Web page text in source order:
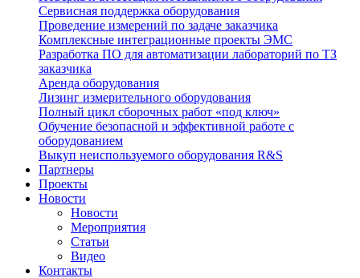
Сервисная поддержка оборудования
Проведение измерений по задаче заказчика
Комплексные интеграционные проекты ЭМС
Разработка ПО для автоматизации лабораторий по ТЗ
заказчика
Аренда оборудования
Лизинг измерительного оборудования
Полный цикл сборочных работ «под ключ»
Обучение безопасной и эффективной работе с
оборудованием
Выкуп неиспользуемого оборудования R&S
Партнеры
Проекты
Новости
Новости
Мероприятия
Статьи
Видео
Контакты